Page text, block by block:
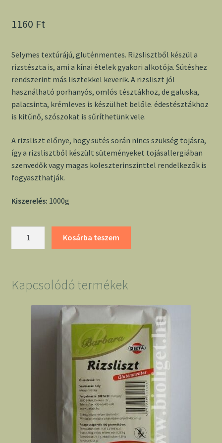
1160 Ft
Selymes textúrájú, gluténmentes. Rizslisztből készül a
rizstészta is, ami a kínai ételek gyakori alkotója. Sütéshez
rendszerint más lisztekkel keverik. A rizsliszt jól
használható porhanyós, omlós tésztákhoz, de galuska,
palacsinta, krémleves is készülhet belőle. édestésztákhoz
is kitűnő, szószokat is sűríthetünk vele.
A rizsliszt előnye, hogy sütés során nincs szükség tojásra,
így a rizslisztből készült süteményeket tojásallergiában
szenvedők vagy magas koleszterinszinttel rendelkezők is
fogyaszthatják.
Kiszerelés: 1000g
mennyiség
Kosárba teszem
Kapcsolódó termékek